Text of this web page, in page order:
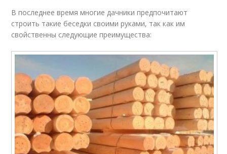
В последнее время многие дачники предпочитают
строить такие беседки своими руками, так как им
свойственны следующие преимущества: